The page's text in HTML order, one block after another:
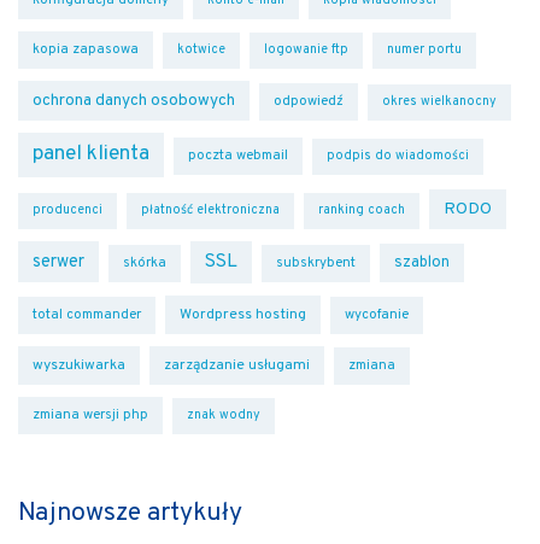
kopia zapasowa kotwice logowanie ftp numer portu
ochrona danych osobowych odpowiedź okres wielkanocny
panel klienta poczta webmail podpis do wiadomości
producenci płatność elektroniczna ranking coach RODO
serwer skórka SSL subskrybent szablon
total commander Wordpress hosting wycofanie
wyszukiwarka zarządzanie usługami zmiana
zmiana wersji php znak wodny
Najnowsze artykuły